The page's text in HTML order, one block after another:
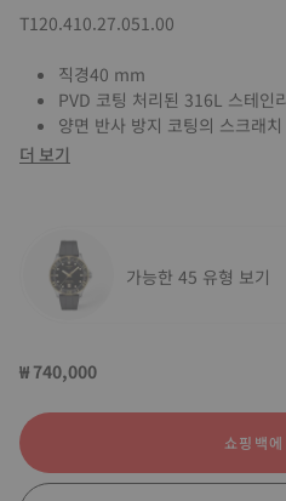
T120.410.27.051.00
직경40 mm
PVD 코팅 처리된 316L 스테인
양면 반사 방지 코팅의 스크래
더 보기
가능한 45 유형 보기
₩ 740,000
쇼핑백